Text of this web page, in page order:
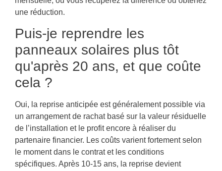
une réduction.
Puis-je reprendre les
panneaux solaires plus tôt
qu'après 20 ans, et que coûte
cela ?
Oui, la reprise anticipée est généralement possible via
un arrangement de rachat basé sur la valeur résiduelle
de l’installation et le profit encore à réaliser du
partenaire financier. Les coûts varient fortement selon
le moment dans le contrat et les conditions
spécifiques. Après 10-15 ans, la reprise devient